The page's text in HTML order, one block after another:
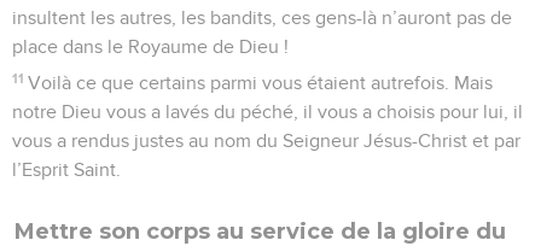
insultent les autres, les bandits, ces gens-là n’auront pas de
place dans le Royaume de Dieu !
11 Voilà ce que certains parmi vous étaient autrefois. Mais
notre Dieu vous a lavés du péché, il vous a choisis pour lui, il
vous a rendus justes au nom du Seigneur Jésus-Christ et par
l’Esprit Saint.
Mettre son corps au service de la gloire du